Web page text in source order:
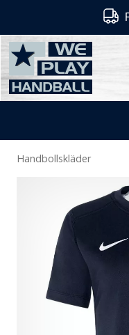
Handbollskläder